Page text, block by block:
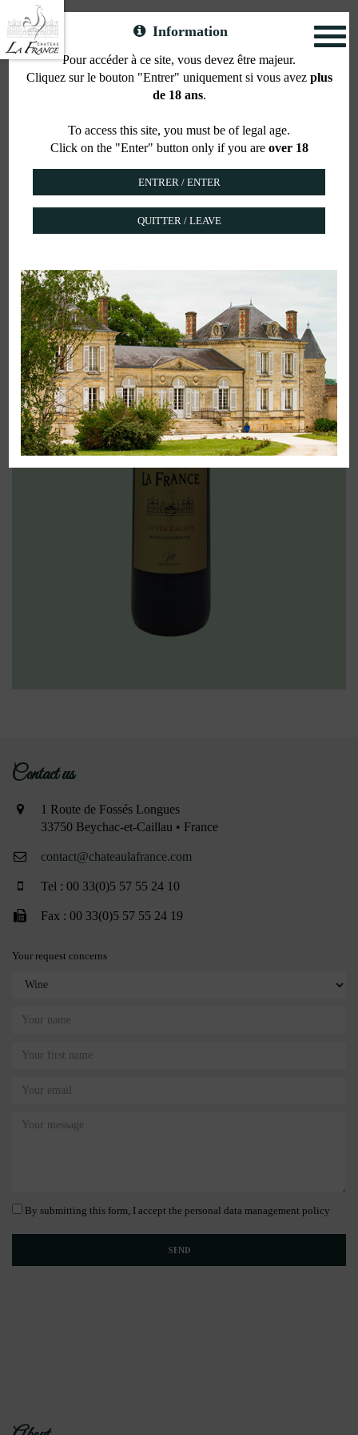
Information
Pour accéder à ce site, vous devez être majeur.
Cliquez sur le bouton "Entrer" uniquement si vous avez plus
de 18 ans.
To access this site, you must be of legal age.
Click on the "Enter" button only if you are over 18
QUITTER / LEAVE
Gallus range
CUVÉE GALLUS
BORDEAUX SUPÉRIEUR
Contact us
1 Route de Fossés Longues
33750 Beychac-et-Caillau • France
contact@chateaulafrance.com
Tel : 00 33(0)5 57 55 24 10
Fax : 00 33(0)5 57 55 24 19
Your request concerns
By submitting this form, I accept the personal data management policy